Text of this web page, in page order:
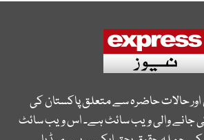
حالات حاضرہ سے متعلق پاکستان کی
جانے والی ویب سائٹ ہے۔ اس ویب سائٹ